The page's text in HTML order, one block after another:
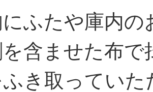
ふたや庫内
含ませた布
き取っていた